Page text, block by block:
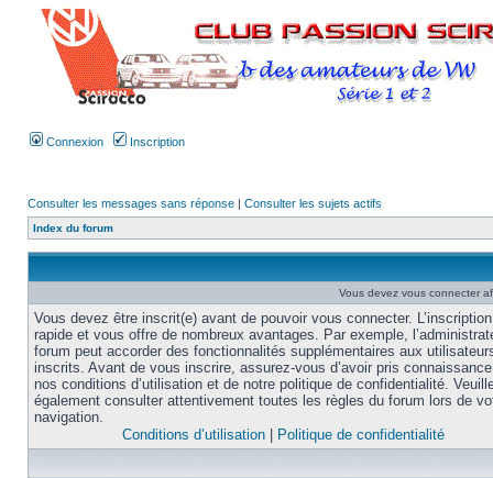
Connexion Inscription
Consulter les messages sans réponse | Consulter les sujets actifs
Index du forum
Vous devez vous connecter
Vous devez être inscrit(e) avant de pouvoir vous connecter.
rapide et vous offre de nombreux avantages. Par exemple,
forum peut accorder des fonctionnalités supplémentaires aux
inscrits. Avant de vous inscrire, assurez-vous d’avoir pris
nos conditions d’utilisation et de notre politique de confidentialité.
également consulter attentivement toutes les règles du forum lors de
navigation.
Conditions d’utilisation
Politique de confidentialité